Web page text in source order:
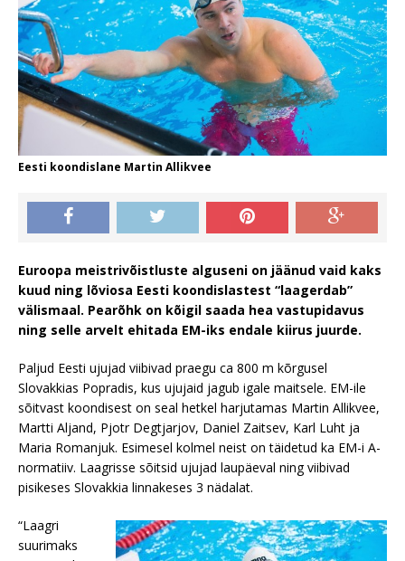
Eesti koondislane Martin Allikvee
Euroopa meistrivõistluste alguseni on jäänud vaid kaks
kuud ning lõviosa Eesti koondislastest “laagerdab”
välismaal. Pearõhk on kõigil saada hea vastupidavus
ning selle arvelt ehitada EM-iks endale kiirus juurde.
Paljud Eesti ujujad viibivad praegu ca 800 m kõrgusel
Slovakkias Popradis, kus ujujaid jagub igale maitsele. EM-ile
sõitvast koondisest on seal hetkel harjutamas Martin Allikvee,
Martti Aljand, Pjotr Degtjarjov, Daniel Zaitsev, Karl Luht ja
Maria Romanjuk. Esimesel kolmel neist on täidetud ka EM-i A-
normatiiv. Laagrisse sõitsid ujujad laupäeval ning viibivad
pisikeses Slovakkia linnakeses 3 nädalat.
“Laagri
suurimaks